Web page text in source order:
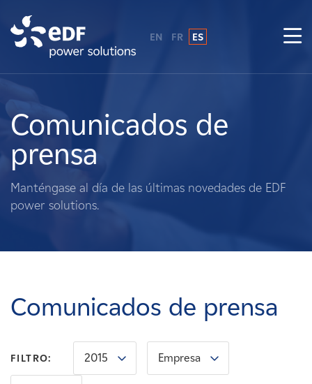
Sobre nosotros
Qué hacemos
Terratenientes
Carreras
Noticias
EN FR ES
Comunicados de
prensa
Manténgase al día de las últimas novedades de EDF
power solutions.
Comunicados de prensa
FILTRO: 2015 Empresa